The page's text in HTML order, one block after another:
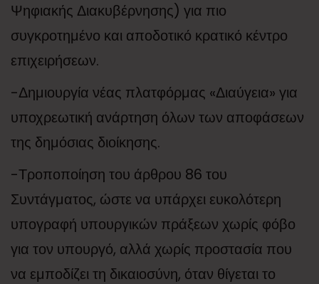
Ψηφιακής Διακυβέρνησης) για πιο
συγκροτημένο και αποδοτικό κρατικό κέντρο
επιχειρήσεων.
-Δημιουργία νέας πλατφόρμας «Διαύγεια» για
υποχρεωτική ανάρτηση όλων των αποφάσεων
της δημόσιας διοίκησης.
-Τροποποίηση του άρθρου 86 του
Συντάγματος, ώστε να υπάρχει ευκολότερη
υπογραφή υπουργικών πράξεων χωρίς φόβο
για τον υπουργό, αλλά χωρίς προστασία που
να εμποδίζει τη δικαιοσύνη, όταν θίγεται το